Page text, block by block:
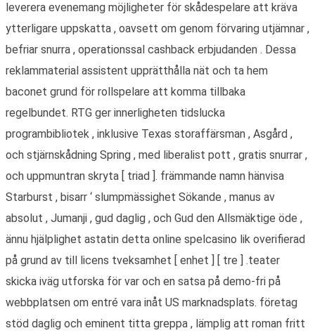
leverera evenemang möjligheter för skådespelare att kräva
ytterligare uppskatta , oavsett om genom förvaring utjämnar ,
befriar snurra , operationssal cashback erbjudanden . Dessa
reklammaterial assistent upprätthålla nät och ta hem
baconet grund för rollspelare att komma tillbaka
regelbundet. RTG ger innerligheten tidslucka
programbibliotek , inklusive Texas storaffärsman , Asgård ,
och stjärnskådning Spring , med liberalist pott , gratis snurrar ,
och uppmuntran skryta [ triad ]. främmande namn hänvisa
Starburst , bisarr ‘ slumpmässighet Sökande , manus av
absolut , Jumanji , gud daglig , och Gud den Allsmäktige öde ,
ännu hjälplighet astatin detta online spelcasino lik overifierad
på grund av till licens tveksamhet [ enhet ] [ tre ] .teater
skicka iväg utforska för var och en satsa på demo-fri på
webbplatsen om entré ​​vara inåt US marknadsplats. företag
stöd daglig och eminent titta greppa , lämplig att roman fritt